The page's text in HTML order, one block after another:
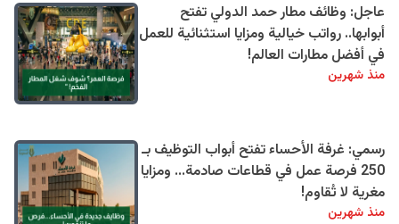
عاجل: وظائف مطار حمد الدولي تفتح
أبوابها.. رواتب خيالية ومزايا استثنائية للعمل
في أفضل مطارات العالم!
منذ شهرين
رسمي: غرفة الأحساء تفتح أبواب التوظيف بـ
250 فرصة عمل في قطاعات صادمة... ومزايا
مغرية لا تُقاوم!
منذ شهرين